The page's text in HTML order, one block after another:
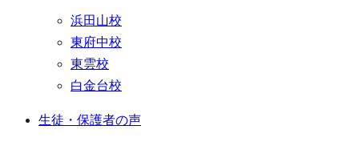
浜田山校
東府中校
東雲校
白金台校
生徒・保護者の声